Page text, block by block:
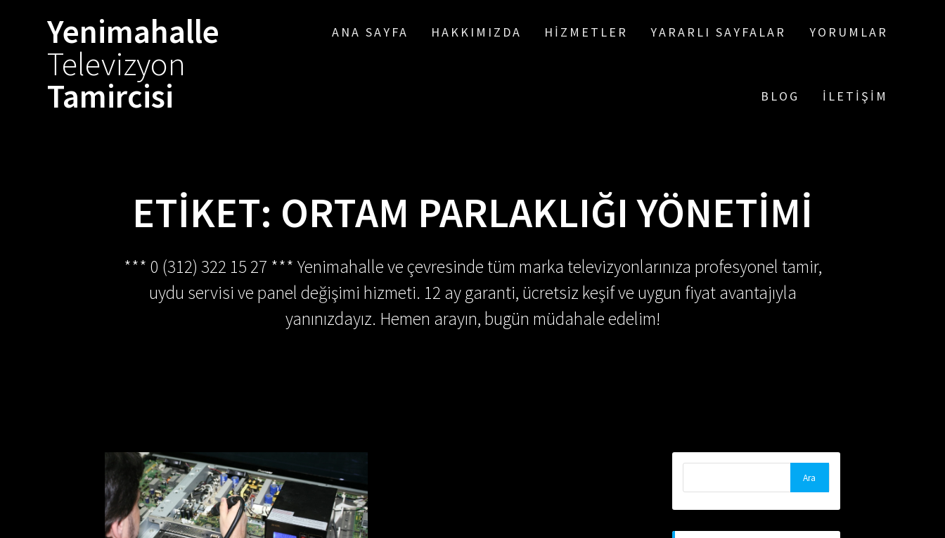
Yenimahalle
Televizyon
Tamircisi
ANA SAYFA HAKKIMIZDA HIZMETLER YARARLI SAYFALAR YORUMLAR
BLOG İLETIŞIM
ETIKET: ORTAM PARLAKLIĞI YÖNETIMI
*** 0 (312) 322 15 27 *** Yenimahalle ve çevresinde tüm marka televizyonlarınıza profesyonel tamir,
uydu servisi ve panel değişimi hizmeti. 12 ay garanti, ücretsiz keşif ve uygun fiyat avantajıyla
yanınızdayız. Hemen arayın, bugün müdahale edelim!